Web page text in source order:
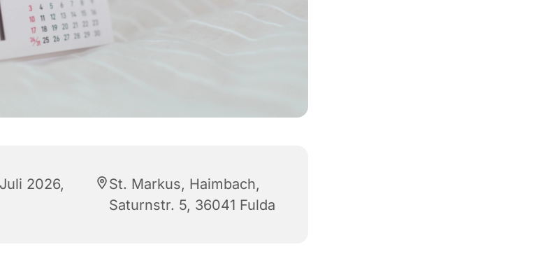
2026,
St. Markus, Haimbach,
Saturnstr. 5, 36041 Fulda